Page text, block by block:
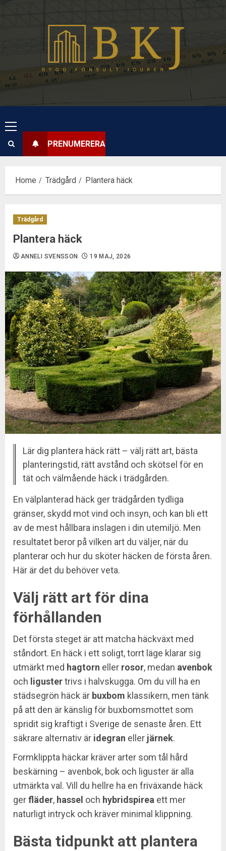
Primary
Menu
PRENUMERERA
Home Trädgård Plantera häck
Trädgård
Plantera häck
ANNELI SVENSSON 19 MAJ, 2026
Lär dig plantera häck rätt – välj rätt art, bästa
planteringstid, rätt avstånd och skötsel för en
tät och välmående häck i trädgården.
En välplanterad häck ger trädgården tydliga
gränser, skydd mot vind och insyn, och kan bli ett
av de mest hållbara inslagen i din utemiljö. Men
resultatet beror på vilken art du väljer, när du
planterar och hur du sköter häcken de första åren.
Här är det du behöver veta.
Välj rätt art för dina
förhållanden
Det första steget är att matcha häckväxt med
ståndort. En häck i ett soligt, torrt läge klarar sig
utmärkt med hagtorn eller rosor, medan avenbok
och ligustertrivs i halvskugga. Om du vill ha en
städsegrön häck är buxbom klassikern, men tänk
på att den är känslig för buxbomsmottet som
spridit sig kraftigt i Sverige de senaste åren. Ett
säkrare alternativ är idegran eller järnek.
Formklippta häckar kräver arter som tål hård
beskärning – avenbok, bok och liguster är alla
utmärkta val. Vill du hellre ha en friväxande häck
gerfläder, hassel och hybridspirea ett mer
naturligt intryck och kräver minimal klippning.
Bästa tidpunkt att plantera